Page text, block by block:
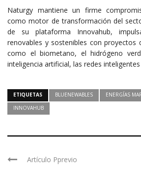
Naturgy mantiene un firme
como motor de transformación del
de su plataforma Innovahub,
renovables y sostenibles con proyectos
como el biometano, el hidrógeno
inteligencia artificial, las redes
ETIQUETAS BLUENEWABLES ENERGÍAS
INNOVAHUB
Artículo Pprevio